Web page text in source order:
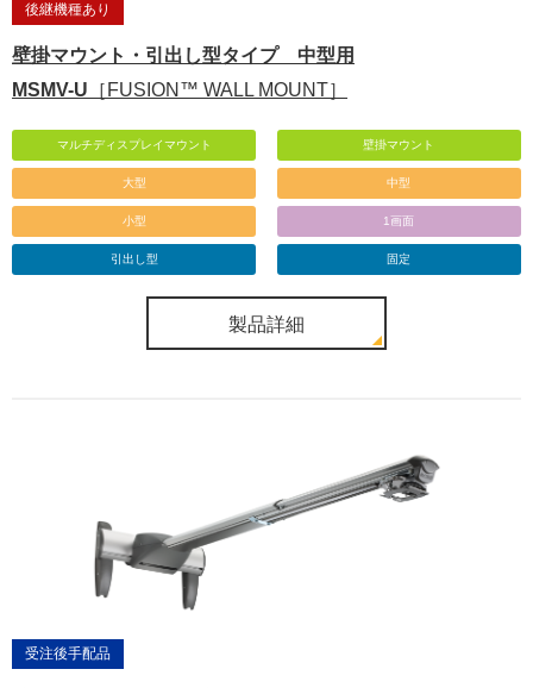
後継機種あり
壁掛マウント・引出し型タイプ 中型用
MSMV-U ［FUSION™ WALL MOUNT］
マルチディスプレイマウント 壁掛マウント
大型 中型
小型 1画面
引出し型 固定
製品詳細
受注後手配品